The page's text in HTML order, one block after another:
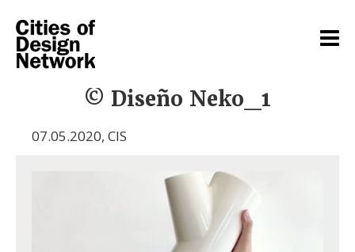
© Diseño Neko_1
07.05.2020, CIS